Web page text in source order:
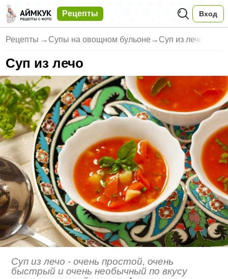
Рецепты Вход
Рецепты → Супы на овощном бульоне → Суп из лечо
Суп из лечо
Суп из лечо - очень простой, очень
быстрый и очень необычный по вкусу